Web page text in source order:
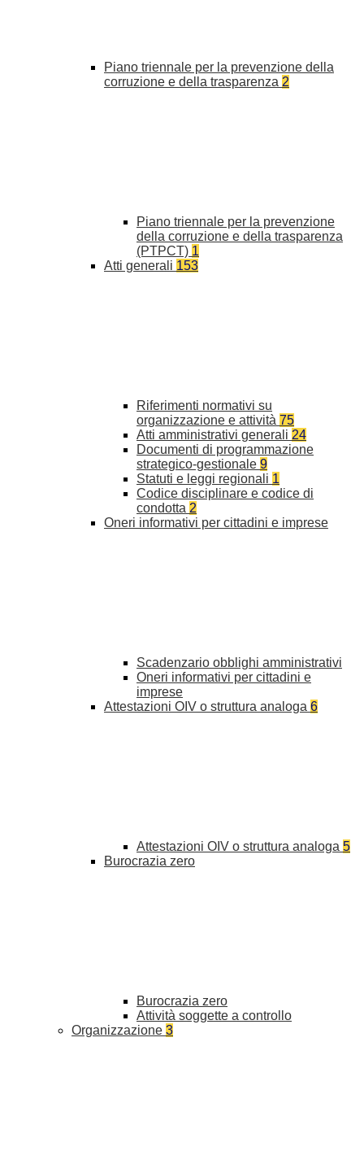
Piano triennale per la prevenzione della
corruzione e della trasparenza 2
Piano triennale per la prevenzione
della corruzione e della trasparenza
(PTPCT) 1
Atti generali 153
Riferimenti normativi su
organizzazione e attività 75
Atti amministrativi generali 24
Documenti di programmazione
strategico-gestionale 9
Statuti e leggi regionali 1
Codice disciplinare e codice di
condotta 2
Oneri informativi per cittadini e imprese
Scadenzario obblighi amministrativi
Oneri informativi per cittadini e
imprese
Attestazioni OIV o struttura analoga 6
Attestazioni OIV o struttura analoga 5
Burocrazia zero
Burocrazia zero
Attività soggette a controllo
Organizzazione 3